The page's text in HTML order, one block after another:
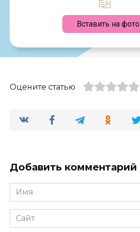
Вставить на фото
Оцените статью
Добавить комментарий
Имя
*
Сайт